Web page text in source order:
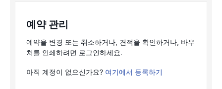
예약 관리
예약을 변경 또는 취소하거나, 견적을 확인하거나, 바우
처를 인쇄하려면 로그인하세요.
아직 계정이 없으신가요? 여기에서 등록하기